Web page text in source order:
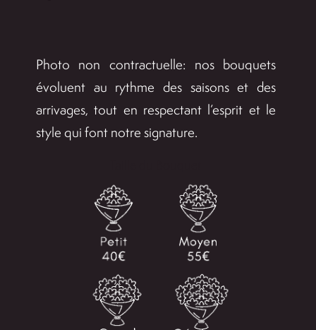
Photo non contractuelle: nos bouquets
évoluent au rythme des saisons et des
arrivages, tout en respectant l’esprit et le
style qui font notre signature.